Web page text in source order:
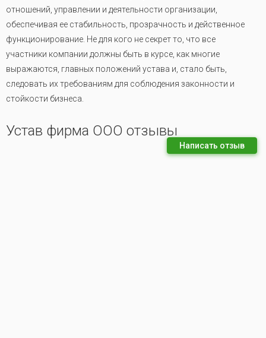
отношений, управлении и деятельности организации,
обеспечивая ее стабильность, прозрачность и действенное
функционирование. Не для кого не секрет то, что все
участники компании должны быть в курсе, как многие
выражаются, главных положений устава и, стало быть,
следовать их требованиям для соблюдения законности и
стойкости бизнеса.
Устав фирма ООО отзывы
Написать отзыв